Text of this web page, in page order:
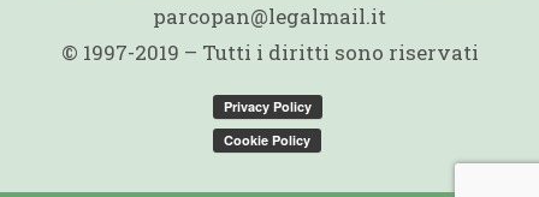
parcopan@legalmail.it
© 1997-2019 – Tutti i diritti sono riservati